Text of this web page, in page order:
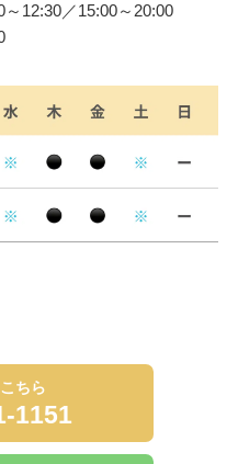
12:30／15:00～20:00
ちら
1151